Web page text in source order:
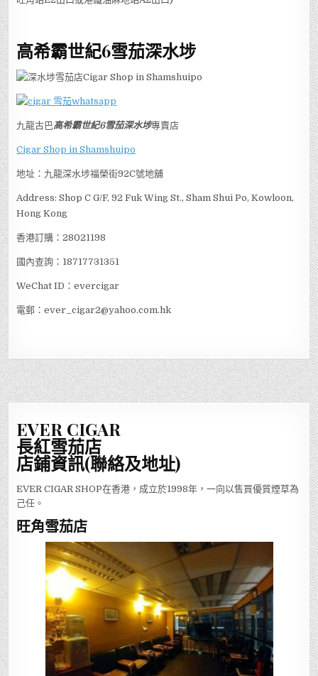
高希霸世紀6雪茄深水埗
九龍古巴高希霸世紀6雪茄深水埗專賣店
Cigar Shop in Shamshuipo
地址：九龍深水埗福榮街92C號地舖
Address: Shop C G/F, 92 Fuk Wing St., Sham Shui Po, Kowloon,
Hong Kong
香港訂購：28021198
國內查詢：18717731351
WeChat ID：evercigar
電郵：ever_cigar2@yahoo.com.hk
EVER CIGAR
長紅雪茄店
店鋪資訊(聯絡及地址)
EVER CIGAR SHOP在香港，成立於1998年，一向以售買優質煙草為
己任。
旺角雪茄店